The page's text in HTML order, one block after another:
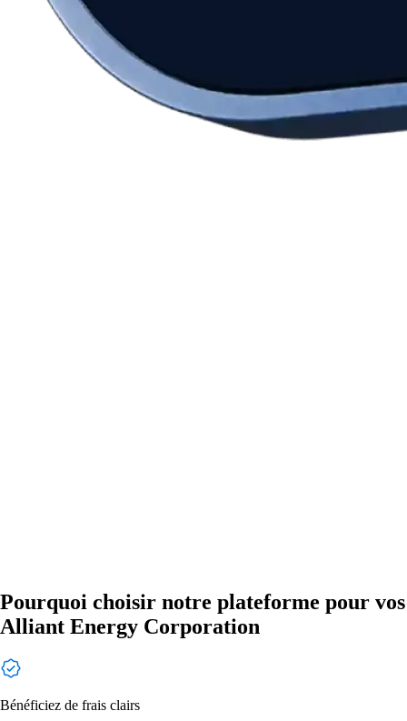
Pourquoi choisir notre plateforme pour vos
Alliant Energy Corporation
Bénéficiez de frais clairs